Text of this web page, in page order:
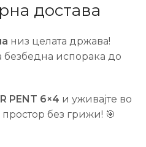
достава
низ целата држава!
безбедна испорака до
PENT 6×4 и уживајте во
без грижи! 🎯